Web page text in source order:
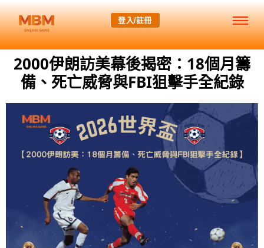
登入/註冊
2000伊朗訪美幕後揭密：18個月籌
備、死亡威脅與FBI狙擊手全紀錄